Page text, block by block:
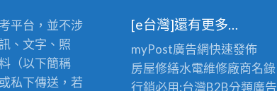
中
批
發
批
發
平台，並不涉
、文字、照
（以下簡稱
私下傳送，若
[e台灣]還有更多…
myPost廣告網快速發佈
房屋修繕水電維修廠商名錄
行銷必用:台灣B2B分類廣告